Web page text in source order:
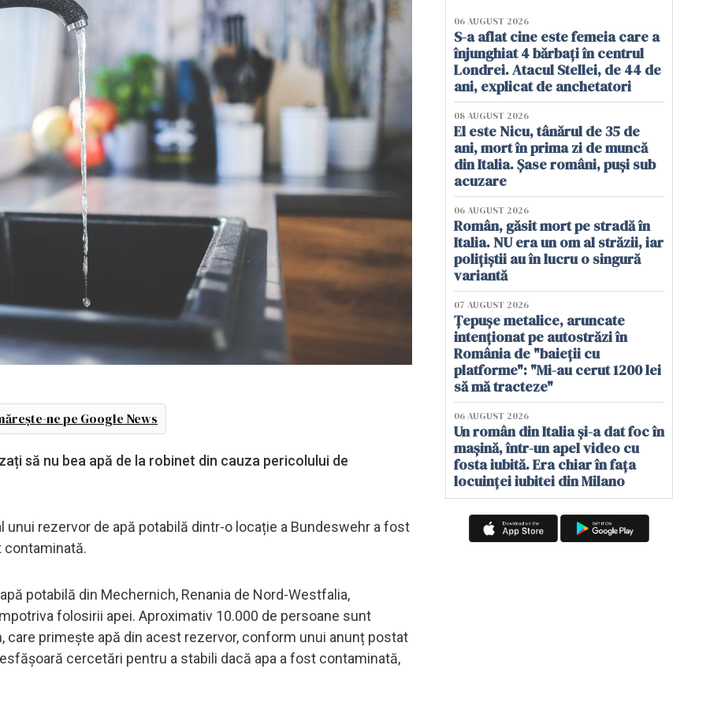
ne pe Google News
să nu bea apă de la robinet din cauza pericolului de
unui rezervor de apă potabilă dintr-o locație a Bundeswehr a fost
contaminată.
potabilă din Mechernich, Renania de Nord-Westfalia,
folosirii apei. Aproximativ 10.000 de persoane sunt
primește apă din acest rezervor, conform unui anunț postat
cercetări pentru a stabili dacă apa a fost contaminată,
06 AUGUST 2026
S-a aflat cine este femeia care a
înjunghiat 4 bărbați în centrul
Londrei. Atacul Stellei, de 44 de
ani, explicat de anchetatori
08 AUGUST 2026
El este Nicu, tânărul de 35 de
ani, mort în prima zi de muncă
din Italia. Șase români, puși sub
acuzare
06 AUGUST 2026
Român, găsit mort pe stradă în
Italia. NU era un om al străzii, iar
polițiștii au în lucru o singură
variantă
07 AUGUST 2026
Țepușe metalice, aruncate
intenționat pe autostrăzi în
România de "baieții cu
platforme": "Mi-au cerut 1200 lei
să mă tracteze"
06 AUGUST 2026
Un român din Italia și-a dat foc în
mașină, într-un apel video cu
fosta iubită. Era chiar în fața
locuinței iubitei din Milano